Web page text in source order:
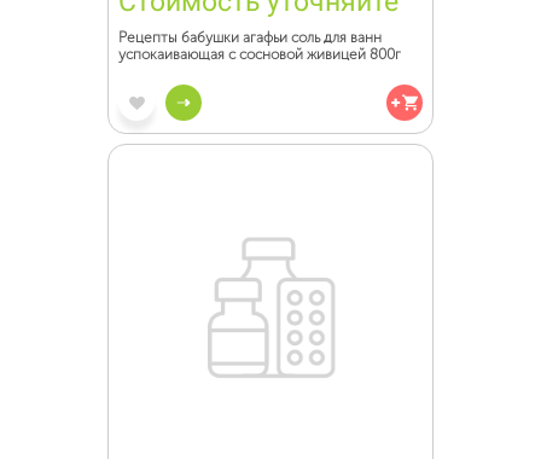
Рецепты бабушки агафьи соль для ванн
успокаивающая с сосновой живицей 800г